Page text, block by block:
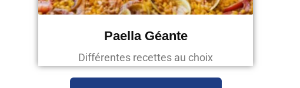
Paella Géante
Différentes recettes au choix